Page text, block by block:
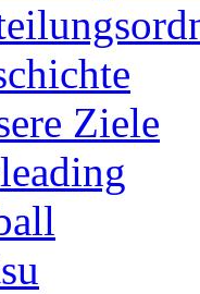
Ziele